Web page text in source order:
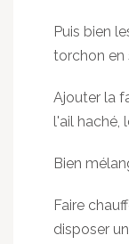
Puis bien
torchon en
Ajouter la
l'ail haché,
Bien
Faire
disposer